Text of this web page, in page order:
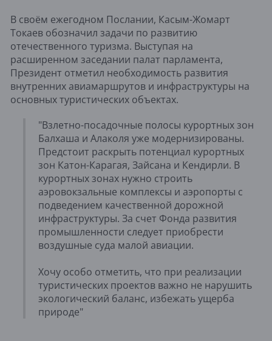
В своём ежегодном Послании, Касым-Жомарт
Токаев обозначил задачи по развитию
отечественного туризма. Выступая на
расширенном заседании палат парламента,
Президент отметил необходимость развития
внутренних авиамаршрутов и инфраструктуры на
основных туристических объектах.
"Взлетно-посадочные полосы курортных зон
Балхаша и Алаколя уже модернизированы.
Предстоит раскрыть потенциал курортных
зон Катон-Карагая, Зайсана и Кендирли. В
курортных зонах нужно строить
аэровокзальные комплексы и аэропорты с
подведением качественной дорожной
инфраструктуры. За счет Фонда развития
промышленности следует приобрести
воздушные суда малой авиации.
Хочу особо отметить, что при реализации
туристических проектов важно не нарушить
экологический баланс, избежать ущерба
природе"